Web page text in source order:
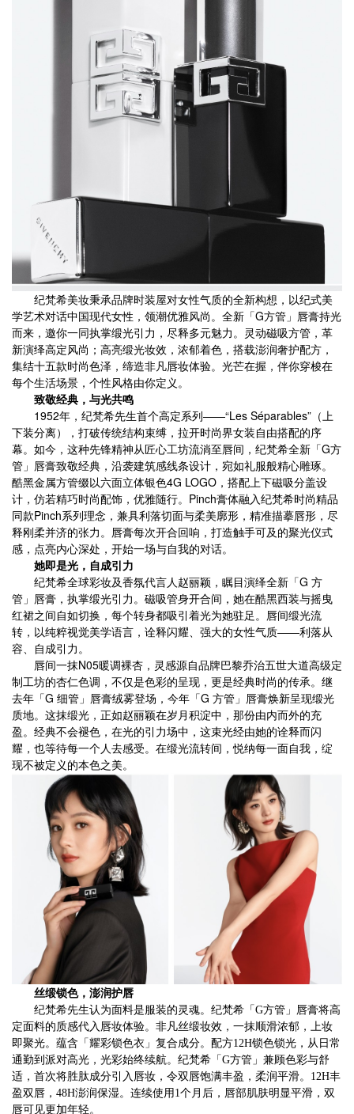
纪梵希美妆秉承品牌时装屋对女性气质的全新构想，以纪式美
学艺术对话中国现代女性，领潮优雅风尚。全新「G方管」唇膏持光
而来，邀你一同执掌缎光引力，尽释多元魅力。灵动磁吸方管，革
新演绎高定风尚；高亮缎光妆效，浓郁着色，搭载澎润奢护配方，
集结十五款时尚色泽，缔造非凡唇妆体验。光芒在握，伴你穿梭在
每个生活场景，个性风格由你定义。
致敬经典，与光共鸣
1952年，纪梵希先生首个高定系列——“Les Séparables”（上
下装分离），打破传统结构束缚，拉开时尚界女装自由搭配的序
幕。如今，这种先锋精神从匠心工坊流淌至唇间，纪梵希全新「G方
管」唇膏致敬经典，沿袭建筑感线条设计，宛如礼服般精心雕琢。
酷黑金属方管缀以六面立体银色4G LOGO，搭配上下磁吸分盖设
计，仿若精巧时尚配饰，优雅随行。Pinch膏体融入纪梵希时尚精品
同款Pinch系列理念，兼具利落切面与柔美廓形，精准描摹唇形，尽
释刚柔并济的张力。唇膏每次开合回响，打造触手可及的聚光仪式
感，点亮内心深处，开始一场与自我的对话。
她即是光，自成引力
纪梵希全球彩妆及香氛代言人赵丽颖，瞩目演绎全新「G 方
管」唇膏，执掌缎光引力。磁吸管身开合间，她在酷黑西装与摇曳
红裙之间自如切换，每个转身都吸引着光为她驻足。唇间缎光流
转，以纯粹视觉美学语言，诠释闪耀、强大的女性气质——利落从
容、自成引力。
唇间一抹N05暖调裸杏，灵感源自品牌巴黎乔治五世大道高级定
制工坊的杏仁色调，不仅是色彩的呈现，更是经典时尚的传承。继
去年「G 细管」唇膏绒雾登场，今年「G 方管」唇膏焕新呈现缎光
质地。这抹缎光，正如赵丽颖在岁月积淀中，那份由内而外的充
盈。经典不会褪色，在光的引力场中，这束光经由她的诠释而闪
耀，也等待每一个人去感受。在缎光流转间，悦纳每一面自我，绽
现不被定义的本色之美。
丝缎锁色，澎润护唇
纪梵希先生认为面料是服装的灵魂。纪梵希「G方管」唇膏将高
定面料的质感代入唇妆体验。非凡丝缎妆效，一抹顺滑浓郁，上妆
即聚光。蕴含「耀彩锁色衣」复合成分。配方12H锁色锁光，从日常
通勤到派对高光，光彩始终续航。纪梵希「G方管」兼顾色彩与舒
适，首次将胜肽成分引入唇妆，令双唇饱满丰盈，柔润平滑。12H丰
盈双唇，48H澎润保湿。连续使用1个月后，唇部肌肤明显平滑，双
唇可见更加年轻。